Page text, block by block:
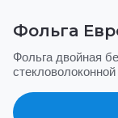
Фольга
Фольга двойная
стекловолоконной